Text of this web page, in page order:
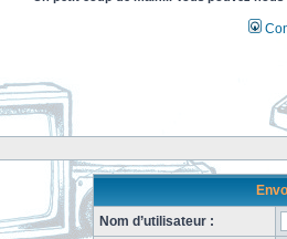
Nom d’utilisateur :